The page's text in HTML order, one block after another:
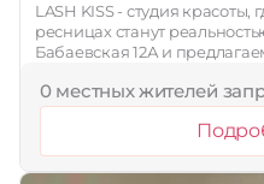
LASH KISS - студия
ресницах станут
Бабаевская 12А и
0 местных жителей